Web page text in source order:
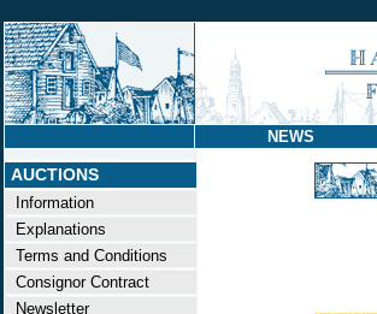
NEWS
AUCTIONS
Information
Explanations
Terms and Conditions
Consignor Contract
Newsletter